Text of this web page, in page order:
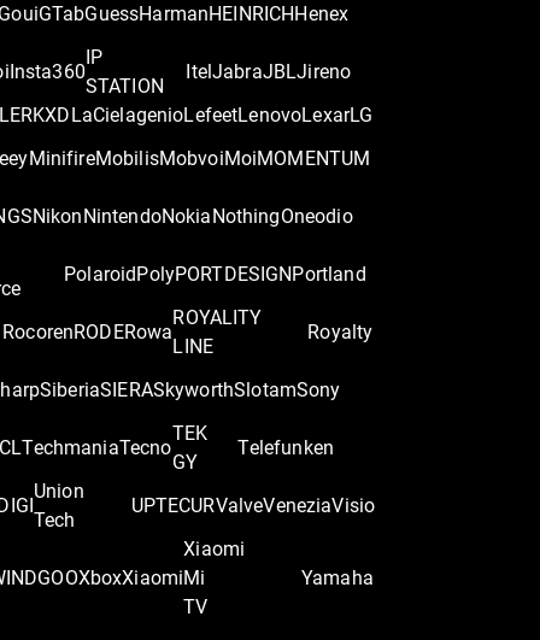
GouiGTabGuessHarmanHEINRICHHenex
Insta360
IP
STATION
ItelJabraJBLJireno
KXDLaCielagenioLefeetLenovoLexarLG
MinifireMobilisMobvoiMoiMOMENTUM
NikonNintendoNokiaNothingOneodio
PolaroidPolyPORTDESIGNPortland
RocorenRODERowa
ROYALITY
LINE
Royalty
SiberiaSIERASkyworthSlotamSony
TechmaniaTecno
TEK
GY
Telefunken
Union
Tech
UPTECURValveVeneziaVisio
XboxXiaomi
Xiaomi
Mi
TV
Yamaha